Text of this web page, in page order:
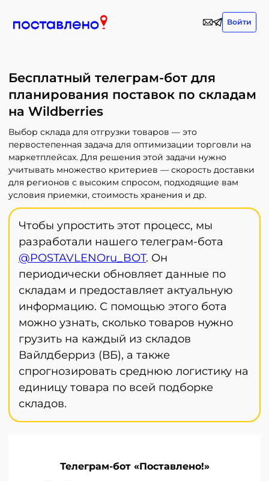
Войти
Бесплатный телеграм-бот для
планирования поставок по складам
на Wildberries
Выбор склада для отгрузки товаров — это
первостепенная задача для оптимизации торговли на
маркетплейсах. Для решения этой задачи нужно
учитывать множество критериев — скорость доставки
для регионов с высоким спросом, подходящие вам
условия приемки, стоимость хранения и др.
Чтобы упростить этот процесс, мы
разработали нашего телеграм-бота
@POSTAVLENOru_BOT. Он
периодически обновляет данные по
складам и предоставляет актуальную
информацию. С помощью этого бота
можно узнать, сколько товаров нужно
грузить на каждый из складов
Вайлдберриз (ВБ), а также
спрогнозировать среднюю логистику на
единицу товара по всей подборке
складов.
Телеграм-бот «Поставлено!»